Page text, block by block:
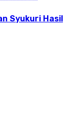
Syukuri Hasil